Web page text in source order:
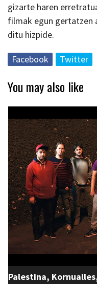
gizarte haren
filmak egun gertatzen
ditu hizpide.
Facebook Twitter
You may also like
Palestina,